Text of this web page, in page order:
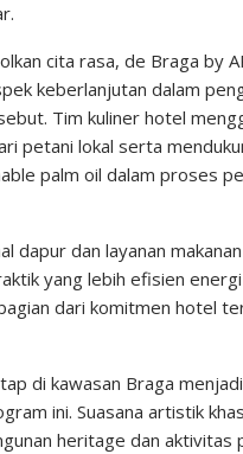
cita rasa, de Braga by
keberlanjutan dalam
Tim kuliner hotel
petani lokal serta
palm oil dalam proses
dapur dan layanan
yang lebih efisien
dari komitmen hotel
di kawasan Braga
ini. Suasana artistik
heritage dan aktivitas